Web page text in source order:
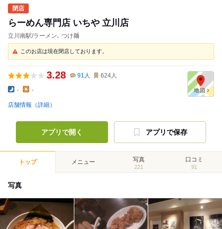
らーめん専門店 いちや 立川店
立川南駅/ラーメン､ つけ麺
このお店は現在閉店しております。
3.28 91 人 624人
- -
店舗情報（詳細）
アプリで開く アプリで保存
トップ メニュー 写真
221
口コミ
91
写真